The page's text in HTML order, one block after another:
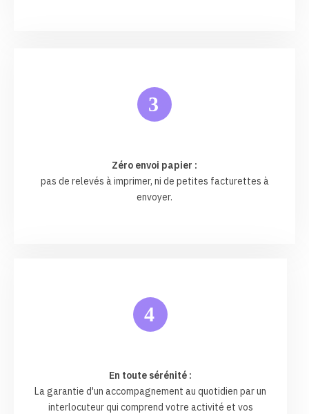
3
Zéro envoi papier :
pas de relevés à imprimer, ni de petites facturettes à
envoyer.
4
En toute sérénité :
La garantie d'un accompagnement au quotidien par un
interlocuteur qui comprend votre activité et vos